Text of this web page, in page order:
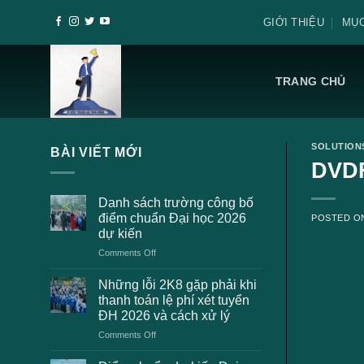
GIỚI THIỆU
TRANG CHỦ
BÀI VIẾT MỚI
Danh sách trường công bố
điểm chuẩn Đại học 2026
dự kiến
Comments Offon
sách
trường
công
bố
điểm
Đại
Những lỗi 2K8 gặp phải khi
thanh toán lệ phí xét tuyển
ĐH 2026 và cách xử lý
Comments Offon
lỗi
POSTED